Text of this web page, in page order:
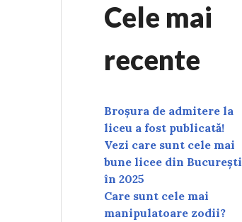
Cele mai
recente
Broșura de admitere la
liceu a fost publicată!
Vezi care sunt cele mai
bune licee din București
în 2025
Care sunt cele mai
manipulatoare zodii?